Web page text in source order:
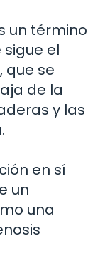
un término
el
que se
de la
y las
en sí
un
una